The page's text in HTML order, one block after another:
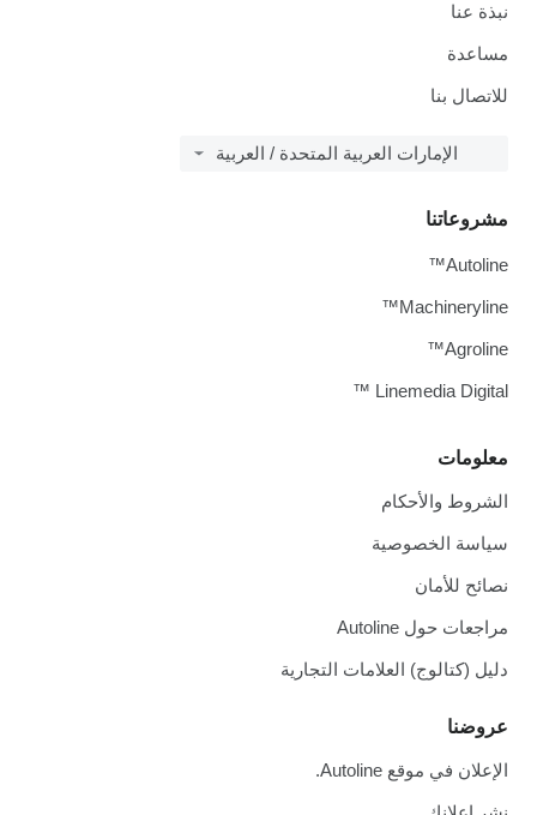
نبذة عنا
مساعدة
للاتصال بنا
الإمارات العربية المتحدة / العربية
معلومات
الشروط والأحكام
سياسة الخصوصية
نصائح للأمان
مراجعات حول Autoline
دليل (كتالوج) العلامات التجارية
عروضنا
الإعلان في موقع Autoline.
مشروعاتنا
Autoline™
Machineryline™
Agroline™
Linemedia Digital ™